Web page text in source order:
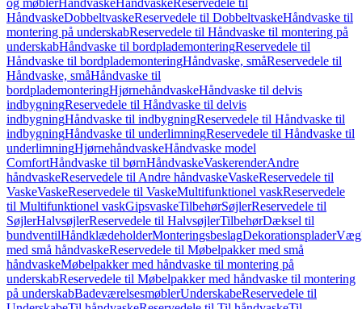
og møblerHåndvaskeHåndvaskeReservedele til
HåndvaskeDobbeltvaskeReservedele til DobbeltvaskeHåndvaske til
montering på underskabReservedele til Håndvaske til montering på
underskabHåndvaske til bordplademonteringReservedele til
Håndvaske til bordplademonteringHåndvaske, småReservedele til
Håndvaske, småHåndvaske til
bordplademonteringHjørnehåndvaskeHåndvaske til delvis
indbygningReservedele til Håndvaske til delvis
indbygningHåndvaske til indbygningReservedele til Håndvaske til
indbygningHåndvaske til underlimningReservedele til Håndvaske til
underlimningHjørnehåndvaskeHåndvaske model
ComfortHåndvaske til børnHåndvaskeVaskerenderAndre
håndvaskeReservedele til Andre håndvaskeVaskeReservedele til
VaskeVaskeReservedele til VaskeMultifunktionel vaskReservedele
til Multifunktionel vaskGipsvaskeTilbehørSøjlerReservedele til
SøjlerHalvsøjlerReservedele til HalvsøjlerTilbehørDæksel til
bundventilHåndklædeholderMonteringsbeslagDekorationsplader
med små håndvaskeReservedele til Møbelpakker med små
håndvaskeMøbelpakker med håndvaske til montering på
underskabReservedele til Møbelpakker med håndvaske til montering
på underskabBadeværelsesmøblerUnderskabeReservedele til